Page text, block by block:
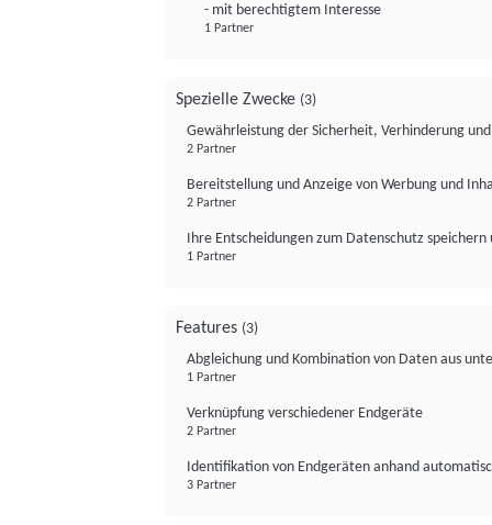
- mit berechtigtem Interesse
1 Partner
Spezielle Zwecke (3)
Gewährleistung der Sicherheit, Verhinderung
2 Partner
Bereitstellung und Anzeige von Werbung und
2 Partner
Ihre Entscheidungen zum Datenschutz
1 Partner
Features (3)
Abgleichung und Kombination von Daten aus
1 Partner
Verknüpfung verschiedener Endgeräte
2 Partner
Identifikation von Endgeräten anhand
3 Partner